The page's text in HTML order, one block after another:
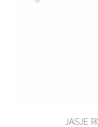
JASJE